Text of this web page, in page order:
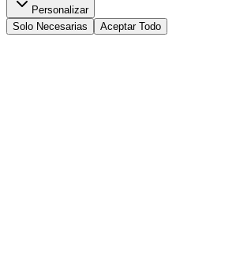
Personalizar
Solo Necesarias
Aceptar Todo